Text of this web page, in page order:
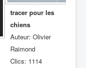
tracer pour les
chiens
Auteur: Olivier
Raimond
Clics: 1114